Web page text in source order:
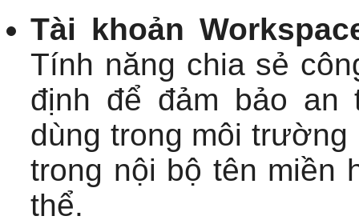
Tài khoản
Tính năng chia sẻ
định để đảm bảo
dùng trong môi
trong nội bộ tên miền
thể.